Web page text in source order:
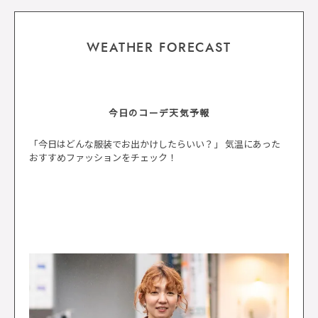
WEATHER FORECAST
今日のコーデ天気予報
「今日はどんな服装でお出かけしたらいい？」 気温にあった
おすすめファッションをチェック！